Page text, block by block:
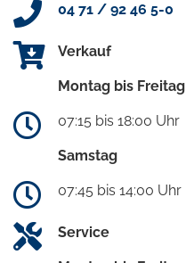
04 71 / 92 46 5-0
Verkauf
Montag bis Freitag
07:15 bis 18:00 Uhr
Samstag
07:45 bis 14:00 Uhr
Service